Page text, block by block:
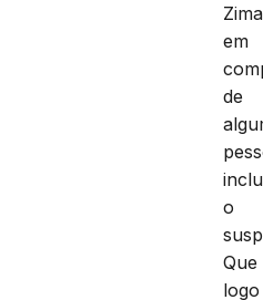
em
de
o
Que
logo